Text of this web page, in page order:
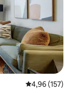
Évaluation
4,96 (157)